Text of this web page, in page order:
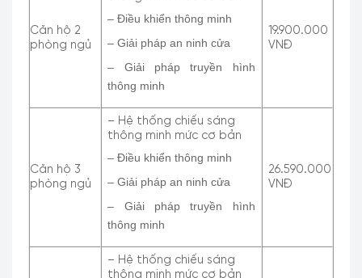
Căn hộ 2
phòng ngủ
– Điều khiển thông minh
– Giải pháp an ninh cửa
– Giải pháp truyền hình
thông minh
19.900.000
VNĐ
Căn hộ 3
phòng ngủ
– Hệ thống chiếu sáng
thông minh mức cơ bản
– Điều khiển thông minh
– Giải pháp an ninh cửa
– Giải pháp truyền hình
thông minh
26.590.000
VNĐ
– Hệ thống chiếu sáng
thông minh mức cơ bản